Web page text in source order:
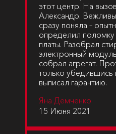
этот центр. На
Александр.
сразу поняла –
определил поломку
платы. Разобрал
электронный
собрал агрегат.
только убедившись
выписал гарантию.
Яна Демченко
15 Июня 2021